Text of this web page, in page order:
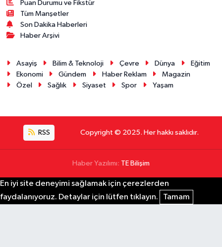
Puan Durumu ve Fikstür
Tüm Manşetler
Son Dakika Haberleri
Haber Arşivi
Asayiş Bilim & Teknoloji Çevre Dünya
Eğitim
Ekonomi
Gündem Haber Reklam
Magazin
Özel
Sağlık Siyaset Spor Yaşam
RSS Copyright © 2025. Her hakkı saklıdır.
Haber Yazılımı: TE Bilişim
En iyi site deneyimi sağlamak için çerezlerden
faydalanıyoruz. Detaylar için lütfen tıklayın.
Tamam